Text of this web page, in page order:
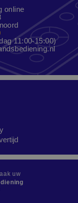
online
11:00-15:00)
uw